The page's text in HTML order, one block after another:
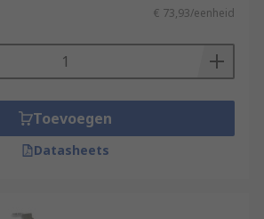
€ 73,93/eenheid
Toevoegen
Datasheets